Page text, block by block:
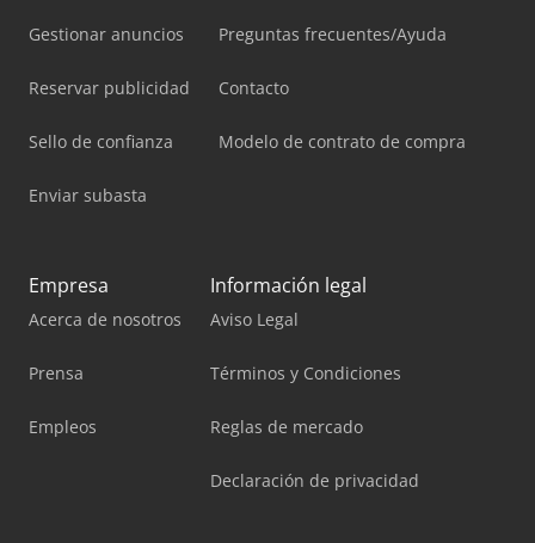
Gestionar anuncios
Reservar publicidad
Sello de confianza
Enviar subasta
Preguntas frecuentes/Ayuda
Contacto
Modelo de contrato de compra
Empresa
Acerca de nosotros
Prensa
Empleos
Información legal
Aviso Legal
Términos y Condiciones
Reglas de mercado
Declaración de privacidad